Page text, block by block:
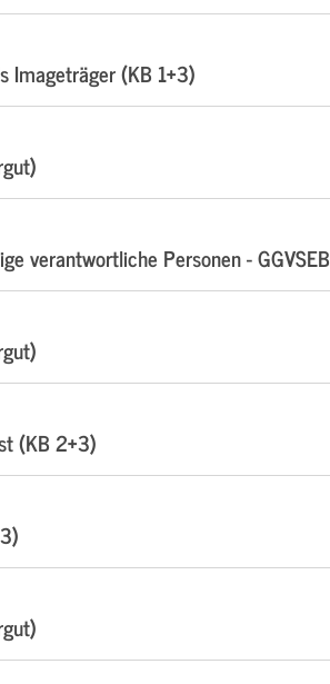
Imageträger (KB 1+3)
verantwortliche Personen - GGVSEB
(KB 2+3)